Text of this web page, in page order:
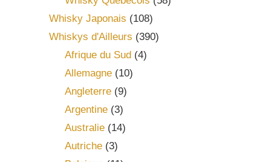
Whisky Japonais (108)
Whiskys d'Ailleurs (390)
Afrique du Sud (4)
Allemagne(10)
Angleterre(9)
Argentine(3)
Australie(14)
Autriche(3)